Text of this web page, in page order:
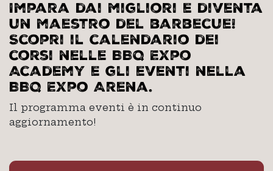
Impara dai migliori e diventa
un maestro del barbecue!
Scopri il calendario dei
corsi nelle BBQ Expo
Academy e gli eventi nella
BBQ Expo Arena.
Il programma eventi è in continuo
aggiornamento!